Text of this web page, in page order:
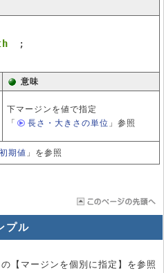
;
意味
下マージンを値で指定
「
長さ・大きさの単位 」 参照
期値 」を参照
プル
の【マージンを個別に指定】を参照